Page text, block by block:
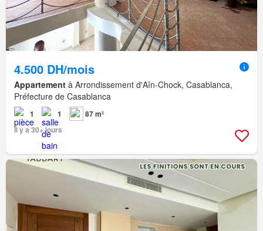
4.500 DH/mois
Appartement à Arrondissement d'Aîn-Chock, Casablanca,
Préfecture de Casablanca
1 1
87 m²
Il y a 30+ jours